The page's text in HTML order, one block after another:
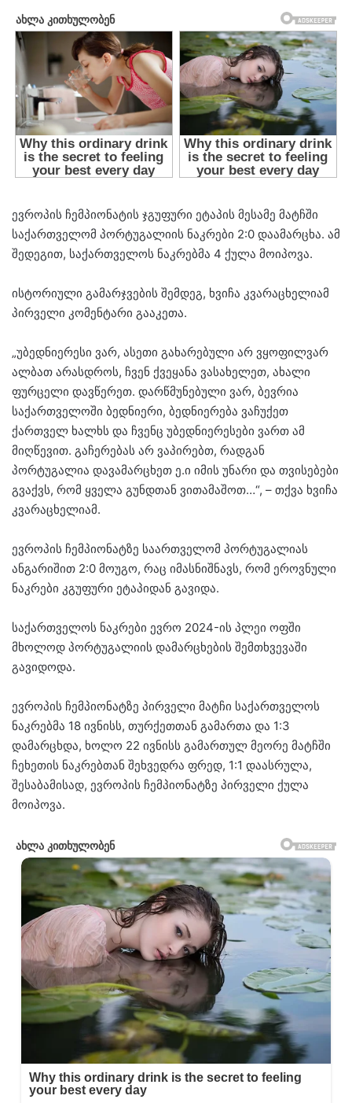
ევროპის ჩემპიონატის ჯგუფური ეტაპის მესამე მატჩში
საქართველომ პორტუგალიის ნაკრები 2:0 დაამარცხა. ამ
შედეგით, საქართველოს ნაკრებმა 4 ქულა მოიპოვა.
ისტორიული გამარჯვების შემდეგ, ხვიჩა კვარაცხელიამ
პირველი კომენტარი გააკეთა.
„უბედნიერესი ვარ, ასეთი გახარებული არ ვყოფილვარ
ალბათ არასდროს, ჩვენ ქვეყანა ვასახელეთ, ახალი
ფურცელი დავწერეთ. დარწმუნებული ვარ, ბევრია
საქართველოში ბედნიერი, ბედნიერება ვაჩუქეთ
ქართველ ხალხს და ჩვენც უბედნიერესები ვართ ამ
მიღწევით. გაჩერებას არ ვაპირებთ, რადგან
პორტუგალია დავამარცხეთ ე.ი იმის უნარი და თვისებები
გვაქვს, რომ ყველა გუნდთან ვითამაშოთ…“, – თქვა ხვიჩა
კვარაცხელიამ.
ევროპის ჩემპიონატზე საართველომ პორტუგალიას
ანგარიშით 2:0 მოუგო, რაც იმასნიშნავს, რომ ეროვნული
ნაკრები კგუფური ეტაპიდან გავიდა.
საქართველოს ნაკრები ევრო 2024-ის პლეი ოფში
მხოლოდ პორტუგალიის დამარცხების შემთხვევაში
გავიდოდა.
ევროპის ჩემპიონატზე პირველი მატჩი საქართველოს
ნაკრებმა 18 ივნისს, თურქეთთან გამართა და 1:3
დამარცხდა, ხოლო 22 ივნისს გამართულ მეორე მატჩში
ჩეხეთის ნაკრებთან შეხვედრა ფრედ, 1:1 დაასრულა,
შესაბამისად, ევროპის ჩემპიონატზე პირველი ქულა
მოიპოვა.